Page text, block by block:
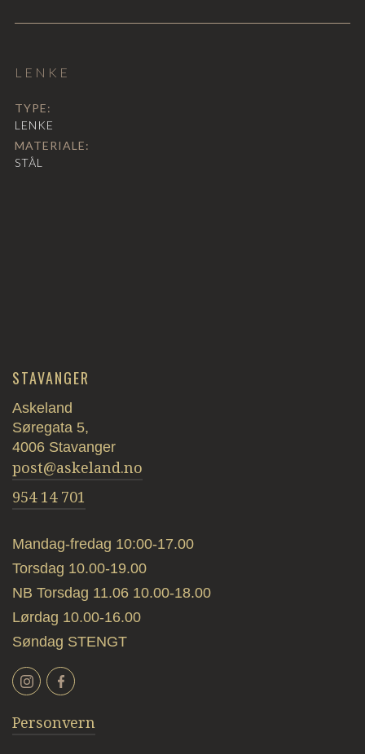
LENKE
TYPE:
LENKE
MATERIALE:
STÅL
STAVANGER
Askeland
Søregata 5,
4006 Stavanger
post@askeland.no
954 14 701
Mandag-fredag 10:00-17.00
Torsdag 10.00-19.00
NB Torsdag 11.06 10.00-18.00
Lørdag 10.00-16.00
Søndag STENGT
Personvern